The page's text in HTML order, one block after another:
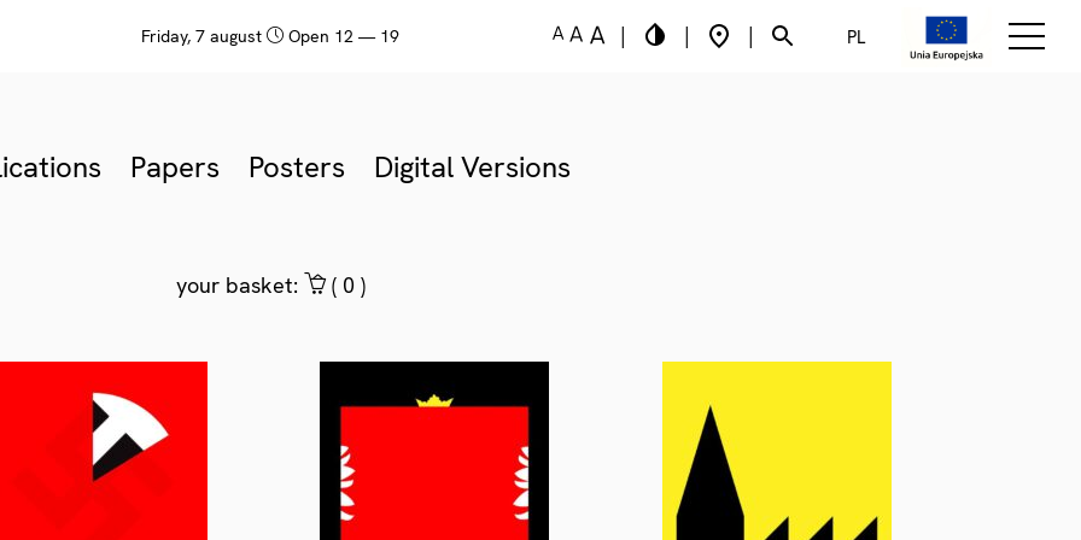
friday, 7 august Open 12 — 19 | | | PL
Papers Posters Digital Versions
your basket: ( 0)